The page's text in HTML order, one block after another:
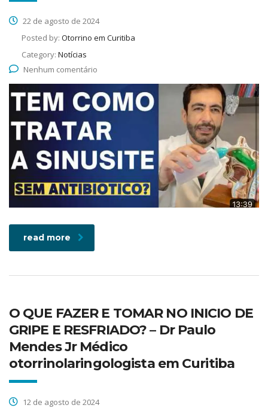
22 de agosto de 2024
Posted by: Otorrino em Curitiba
Category: Notícias
Nenhum comentário
read more
O QUE FAZER E TOMAR NO INICIO DE
GRIPE E RESFRIADO? – Dr Paulo
Mendes Jr Médico
otorrinolaringologista em Curitiba
12 de agosto de 2024